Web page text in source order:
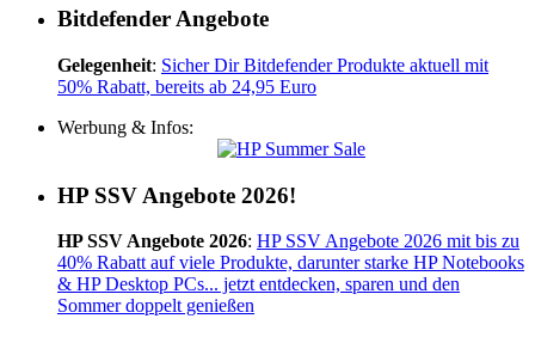
Bitdefender Angebote
Gelegenheit: Sicher Dir Bitdefender Produkte aktuell mit
50% Rabatt, bereits ab 24,95 Euro
Werbung & Infos:
HP SSV Angebote 2026!
HP SSV Angebote 2026: HP SSV Angebote 2026 mit bis zu
40% Rabatt auf viele Produkte, darunter starke HP Notebooks
& HP Desktop PCs... jetzt entdecken, sparen und den
Sommer doppelt genießen